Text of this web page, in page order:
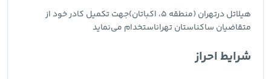
هیلاتل درتهران (منطقه ۵، اکباتان)جهت تکمیل کادر خود از
متقاضیان ساکناستان تهراناستخدام می‌نماید
شرایط احراز